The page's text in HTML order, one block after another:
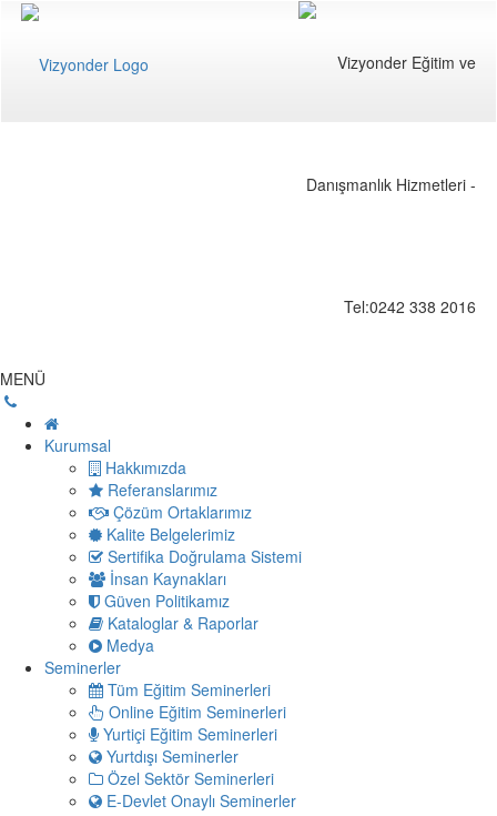
MENÜ
Kurumsal
Hakkımızda
Referanslarımız
Çözüm Ortaklarımız
Kalite Belgelerimiz
Sertifika Doğrulama Sistemi
İnsan Kaynakları
Güven Politikamız
Kataloglar & Raporlar
Medya
Seminerler
Tüm Eğitim Seminerleri
Online Eğitim Seminerleri
Yurtiçi Eğitim Seminerleri
Yurtdışı Seminerler
Özel Sektör Seminerleri
E-Devlet Onaylı Seminerler